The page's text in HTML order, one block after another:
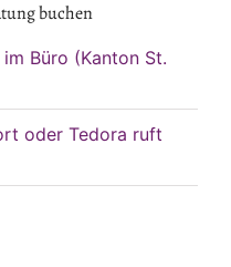
buchen
Büro (Kanton St.
oder Tedora ruft